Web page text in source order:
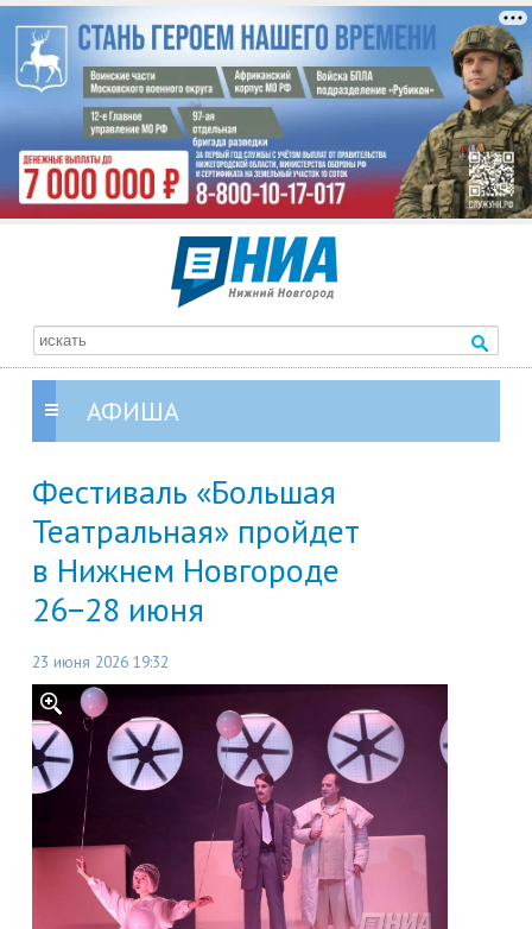
АФИША
Фестиваль «Большая
Театральная» пройдет
в Нижнем Новгороде
26−28 июня
23 июня 2026 19:32